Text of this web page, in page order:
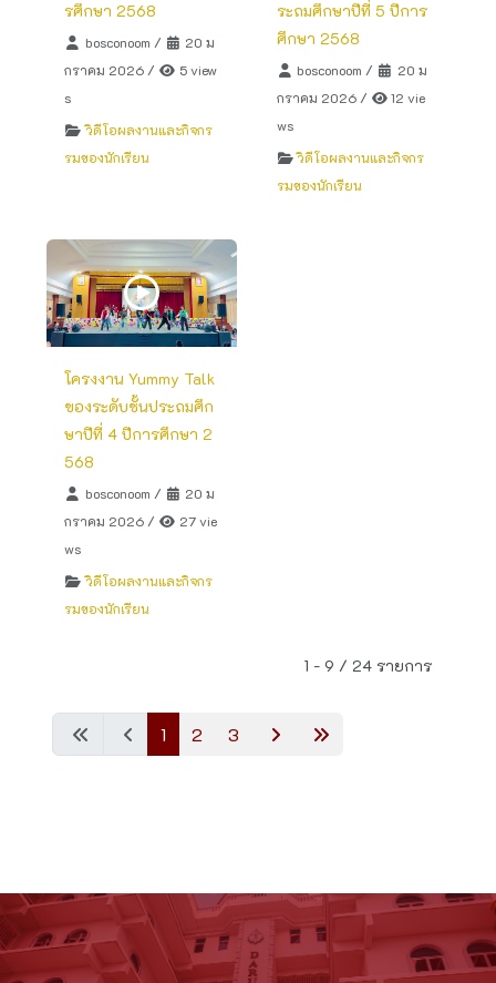
รศึกษา 2568
bosconoom /
20 ม
กราคม 2026 /
5 view
s
วิดีโอผลงานและกิจกร
รมของนักเรียน
ระถมศึกษาปีที่ 5 ปีการ
ศึกษา 2568
bosconoom /
20 ม
กราคม 2026/
12 vie
ws
วิดีโอผลงานและกิจกร
รมของนักเรียน
โครงงาน Yummy Talk
ของระดับชั้นประถมศึก
ษาปีที่ 4 ปีการศึกษา 2
568
bosconoom /
20 ม
กราคม 2026 /
27 vie
ws
วิดีโอผลงานและกิจกร
รมของนักเรียน
1 - 9 / 24 รายการ
1 2 3